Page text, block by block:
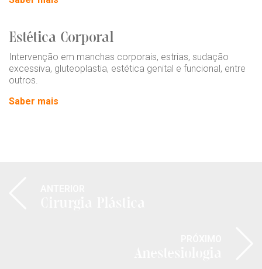
Estética Corporal
Intervenção em manchas corporais, estrias, sudação
excessiva, gluteoplastia, estética genital e funcional, entre
outros.
Saber mais